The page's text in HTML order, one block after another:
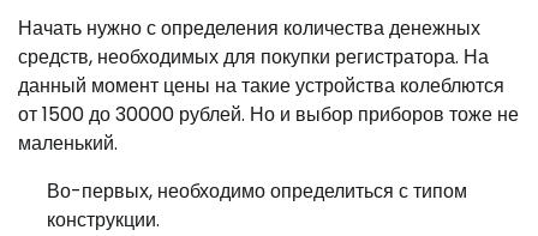
Начать нужно с определения количества денежных
средств, необходимых для покупки регистратора. На
данный момент цены на такие устройства колеблются
от 1500 до 30000 рублей. Но и выбор приборов тоже не
маленький.
Во-первых, необходимо определиться с типом
конструкции.